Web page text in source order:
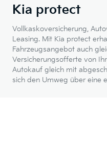
Kia protect
Vollkaskoversicherung,
Leasing. Mit Kia protect
Fahrzeugsangebot auch
Versicherungsofferte von
Autokauf gleich mit
sich den Umweg über eine